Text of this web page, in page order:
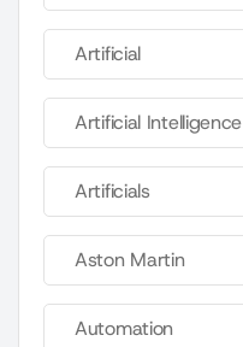
Artificial
Artificial Intelligence
Artificials
Aston Martin
Automation